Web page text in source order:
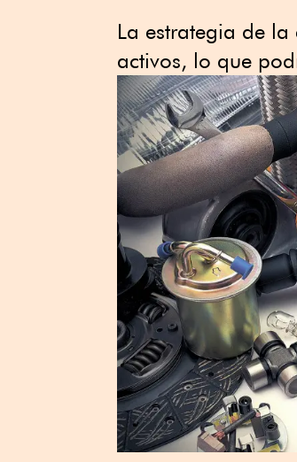
La estrategia de
activos, lo que